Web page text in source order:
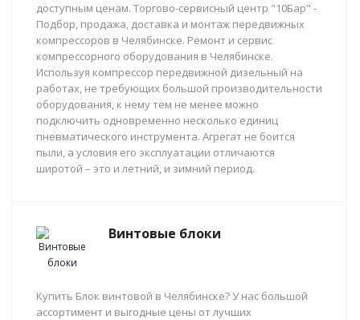
доступным ценам. Торгово-сервисный центр "10Бар" -
Подбор, продажа, доставка и монтаж передвижных
компрессоров в Челябинске. Ремонт и сервис
компрессорного оборудования в Челябинске.
Используя компрессор передвижной дизельный на
работах, не требующих большой производительности
оборудования, к нему тем не менее можно
подключить одновременно несколько единиц
пневматического инструмента. Агрегат не боится
пыли, а условия его эксплуатации отличаются
широтой – это и летний, и зимний период.
Винтовые блоки
Купить Блок винтовой в Челябинске? У нас большой
ассортимент и выгодные цены от лучших